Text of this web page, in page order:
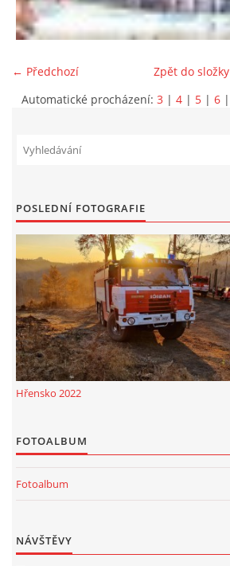
← Předchozí
Zpět do složky
Automatické procházení: 3 | 4 | 5 | 6 |
POSLEDNÍ FOTOGRAFIE
Hřensko 2022
FOTOALBUM
Fotoalbum
NÁVŠTĚVY